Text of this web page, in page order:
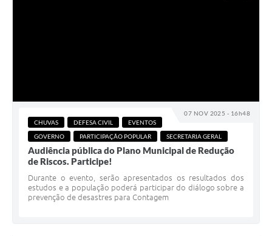
07 NOV 2025 - 16h48
CHUVAS DEFESA CIVIL
EVENTOS
GOVERNO
PARTICIPAÇÃO POPULAR SECRETARIA GERAL
Audiência pública do Plano Municipal de Redução
de Riscos. Participe!
Durante o evento, serão apresentados os resultados dos
estudos e a população poderá participar do diálogo sobre a
prevenção de desastres para Contagem